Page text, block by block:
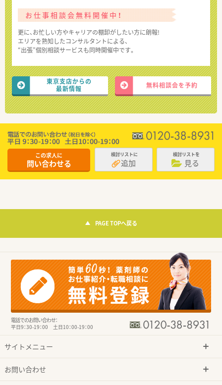
お仕事相談会無料開催中！
更に、お忙しい方やキャリアの棚卸がしたい方に朗報!
エリアを熟知したコンサルタントによる、
“出張”個別相談サービスも同時開催中です。
東京支店からの
最新情報
無料相談会を予約
この求人に
問い合わせる
検討リストに
追加
検討リストを
見る
PAGE TOPへ戻る
電話でのお問い合わせ：
平日9：30-19：00 土日10：00-19：00
サイトメニュー
お問い合わせ